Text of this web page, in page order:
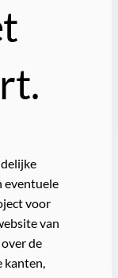
eventuele
voor
van
de